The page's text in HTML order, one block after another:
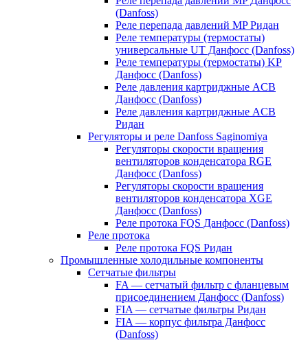
(Danfoss)
Реле перепада давлений MP Ридан
Реле температуры (термостаты)
универсальные UT Данфосс (Danfoss)
Реле температуры (термостаты) KP
Данфосс (Danfoss)
Реле давления картриджные ACB
Данфосс (Danfoss)
Реле давления картриджные ACB
Ридан
Регуляторы и реле Danfoss Saginomiya
Регуляторы скорости вращения
вентиляторов конденсатора RGE
Данфосс (Danfoss)
Регуляторы скорости вращения
вентиляторов конденсатора XGE
Данфосс (Danfoss)
Реле протока FQS Данфосс (Danfoss)
Реле протока
Реле протока FQS Ридан
Промышленные холодильные компоненты
Сетчатые фильтры
FA — сетчатый фильтр с фланцевым
присоединением Данфосс (Danfoss)
FIA — сетчатые фильтры Ридан
FIA — корпус фильтра Данфосс
(Danfoss)